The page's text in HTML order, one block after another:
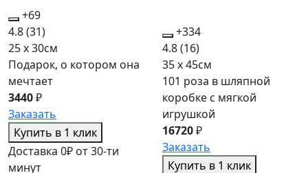
+69
4.8(31)
25 x 30см
Подарок, о котором она
мечтает
3440₽
Заказать
Купить в 1 клик
Доставка 0₽ от 30-ти
минут
+334
4.8(16)
35 x 45см
101 роза в шляпной
коробке c мягкой
игрушкой
16720₽
Заказать
Купить в 1 клик